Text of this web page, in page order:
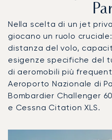
Nella scelta di un jet
giocano un ruolo
distanza del volo,
esigenze specifiche del
di aeromobili più
Aeroporto Nazionale di
Bombardier Challenger
e Cessna Citation XLS.